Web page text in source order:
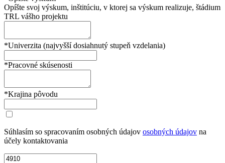
Opíšte svoj výskum, inštitúciu, v ktorej sa výskum realizuje, štádium
TRL vášho projektu
*Univerzita (najvyšší dosiahnutý stupeň vzdelania)
*Pracovné skúsenosti
*Krajina pôvodu
Súhlasím so spracovaním osobných údajov osobných údajov na
účely kontaktovania